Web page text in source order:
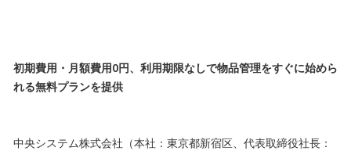
初期費用・月額費用0円、利用期限なしで物品管理をすぐに始めら
れる無料プランを提供
中央システム株式会社（本社：東京都新宿区、代表取締役社長：